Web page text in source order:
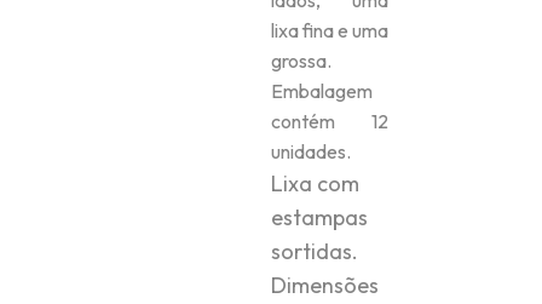
lixa fina e uma
grossa.
Embalagem
contém 12
unidades.
Lixa com
estampas
sortidas.
Dimensões